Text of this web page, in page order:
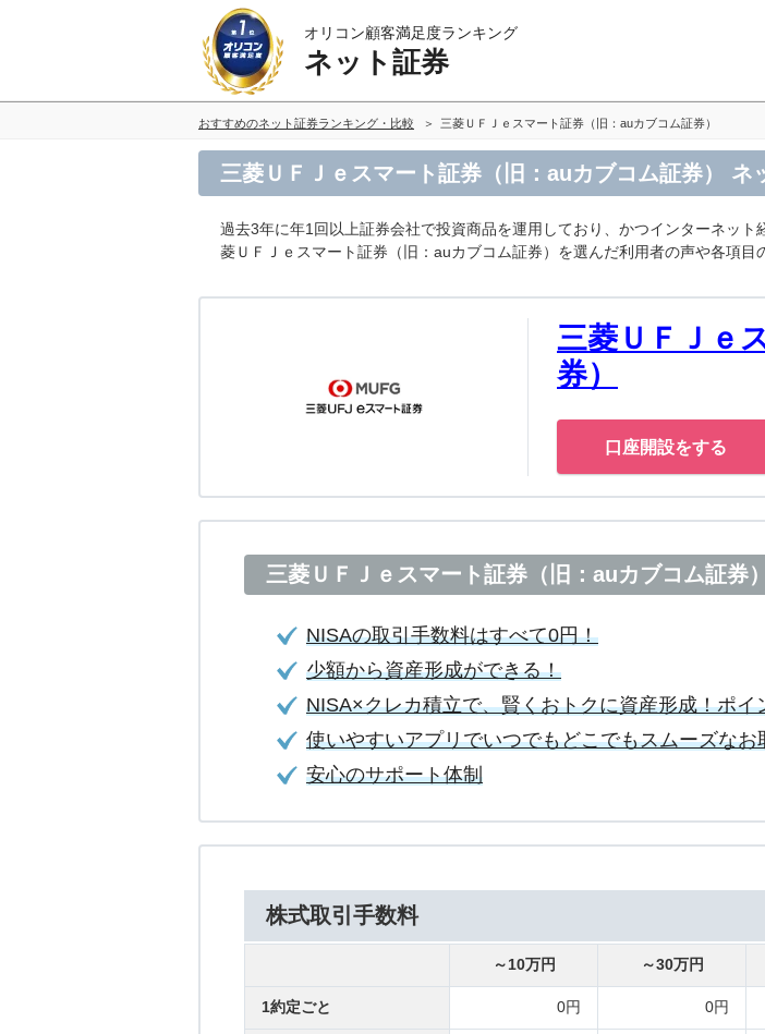
オリコン顧客満足度ランキング
ネット証券
おすすめのネット証券ランキング・比較 三菱ＵＦＪｅスマート証券（旧：auカブコム証券）
三菱ＵＦＪｅスマート証券（旧：auカブコム証券） ネ
過去3年に年1回以上証券会社で投資商品を運用しており、かつインターネット
菱ＵＦＪｅスマート証券（旧：auカブコム証券）を選んだ利用者の声や各項目
三菱ＵＦＪｅ
券）
口座開設をする
三菱ＵＦＪｅスマート証券（旧：auカブコム証券
NISAの取引手数料はすべて0円！
少額から資産形成ができる！
NISA×クレカ積立で、賢くおトクに資産形成！ポ
使いやすいアプリでいつでもどこでもスムーズなお
安心のサポート体制
株式取引手数料
～10万円 ～30万円
1約定ごと 0円 0円